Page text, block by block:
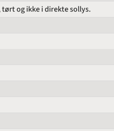
og ikke i direkte sollys.